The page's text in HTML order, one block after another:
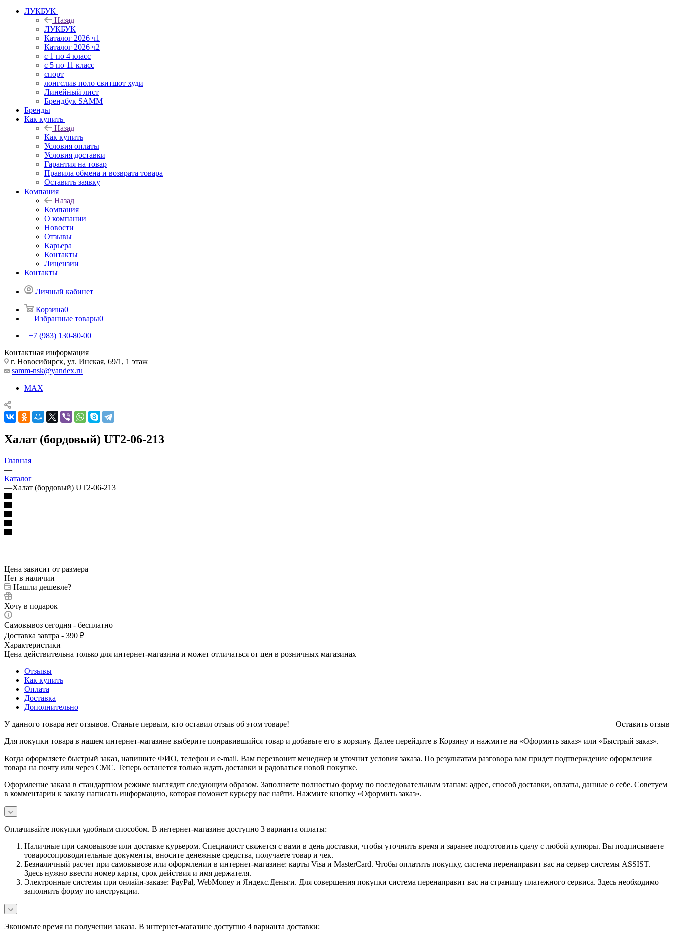
ЛУКБУК
Назад
ЛУКБУК
Каталог 2026 ч1
Каталог 2026 ч2
с 1 по 4 класс
с 5 по 11 класс
спорт
лонгслив поло свитшот худи
Линейный лист
Брендбук SAMM
Бренды
Как купить
Назад
Как купить
Условия оплаты
Условия доставки
Гарантия на товар
Правила обмена и возврата товара
Оставить заявку
Компания
Назад
Компания
О компании
Новости
Отзывы
Карьера
Контакты
Лицензии
Контакты
Личный кабинет
Корзина0
Избранные товары0
+7 (983) 130-80-00
Контактная информация
г. Новосибирск, ул. Инская, 69/1, 1 этаж
samm-nsk@yandex.ru
MAX
Халат (бордовый) UT2-06-213
Главная
—
Каталог
—Халат (бордовый) UT2-06-213
Цена зависит от размера
Нет в наличии
Нашли дешевле?
Хочу в подарок
Самовывоз сегодня - бесплатно
Доставка завтра - 390 ₽
Характеристики
Цена действительна только для интернет-магазина и может отличаться от цен в розничных магазинах
Отзывы
Как купить
Оплата
Доставка
Дополнительно
Оставить отзыв
У данного товара нет отзывов. Станьте первым, кто оставил отзыв об этом товаре!
Для покупки товара в нашем интернет-магазине выберите понравившийся товар и добавьте его в корзину. Далее перейдите в Корзину и нажмите на «Оформить заказ» или «Быстрый заказ».
Когда оформляете быстрый заказ, напишите ФИО, телефон и e-mail. Вам перезвонит менеджер и уточнит условия заказа. По результатам разговора вам придет подтверждение оформления
товара на почту или через СМС. Теперь останется только ждать доставки и радоваться новой покупке.
Оформление заказа в стандартном режиме выглядит следующим образом. Заполняете полностью форму по последовательным этапам: адрес, способ доставки, оплаты, данные о себе. Советуем
в комментарии к заказу написать информацию, которая поможет курьеру вас найти. Нажмите кнопку «Оформить заказ».
Оплачивайте покупки удобным способом. В интернет-магазине доступно 3 варианта оплаты:
Наличные при самовывозе или доставке курьером. Специалист свяжется с вами в день доставки, чтобы уточнить время и заранее подготовить сдачу с любой купюры. Вы подписываете
товаросопроводительные документы, вносите денежные средства, получаете товар и чек.
Безналичный расчет при самовывозе или оформлении в интернет-магазине: карты Visa и MasterCard. Чтобы оплатить покупку, система перенаправит вас на сервер системы ASSIST.
Здесь нужно ввести номер карты, срок действия и имя держателя.
Электронные системы при онлайн-заказе: PayPal, WebMoney и Яндекс.Деньги. Для совершения покупки система перенаправит вас на страницу платежного сервиса. Здесь необходимо
заполнить форму по инструкции.
Экономьте время на получении заказа. В интернет-магазине доступно 4 варианта доставки: